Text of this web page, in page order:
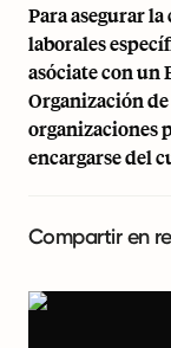
Para asegurar
laborales
asóciate con un
Organización
organizaciones
encargarse del
Compartir en